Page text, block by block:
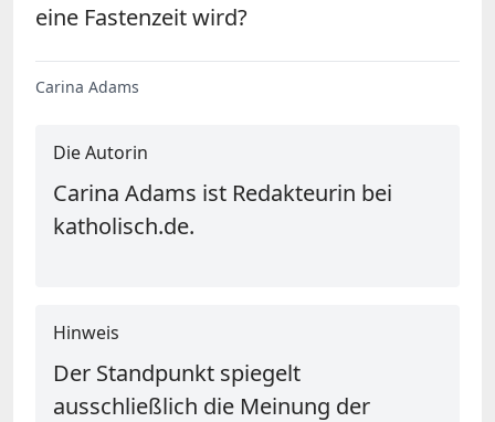
eine Fastenzeit wird?
Carina Adams
Die Autorin
Carina Adams ist Redakteurin bei
katholisch.de.
Hinweis
Der Standpunkt spiegelt
ausschließlich die Meinung der